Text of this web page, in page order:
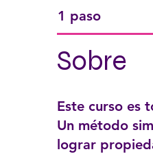
.
1 paso
Sobre
Este curso es
Un método
lograr